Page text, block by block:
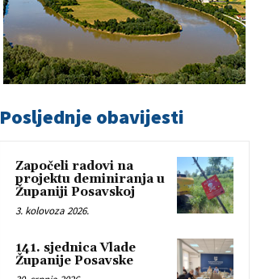
Posljednje obavijesti
Započeli radovi na
projektu deminiranja u
Županiji Posavskoj
3. kolovoza 2026.
141. sjednica Vlade
Županije Posavske